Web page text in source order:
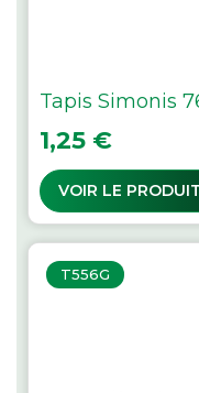
Tapis Simonis
Prix
1,25 €
VOIR LE PRODUIT
T556G